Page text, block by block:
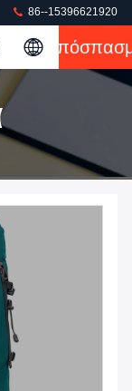
86--15396621920